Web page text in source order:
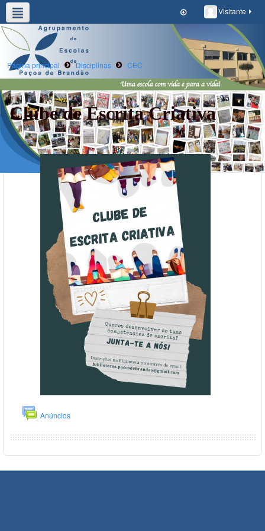
Visitante
Agrupamento Oferta Formativa
Clubes e Projetos
Página principal Disciplinas CEC
Clube de Escrita Criativa
Anúncios